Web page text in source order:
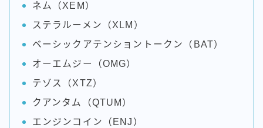
ネム（XEM）
ステラルーメン（XLM）
ベーシックアテンショントークン（BAT）
オーエムジー（OMG）
テゾス（XTZ）
クアンタム（QTUM）
エンジンコイン（ENJ）